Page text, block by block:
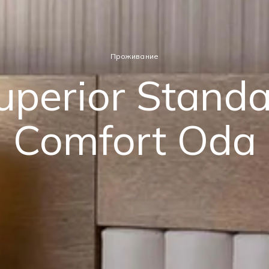
Проживание
Comfort Oda